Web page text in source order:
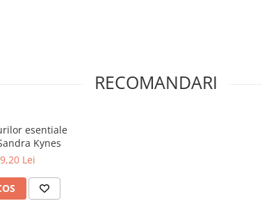
RECOMANDARI
esentiale
Kynes
Lei